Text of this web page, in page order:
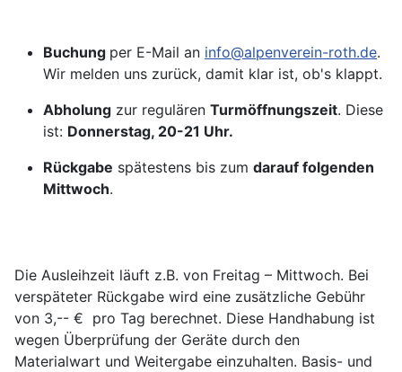
Buchung per E-Mail an info@alpenverein-roth.de.
Wir melden uns zurück, damit klar ist, ob's klappt.
Abholung zur regulären Turmöffnungszeit. Diese
ist: Donnerstag, 20-21 Uhr.
Rückgabe spätestens bis zum darauf folgenden
Mittwoch.
Die Ausleihzeit läuft z.B. von Freitag – Mittwoch. Bei
verspäteter Rückgabe wird eine zusätzliche Gebühr
von 3,-- € pro Tag berechnet. Diese Handhabung ist
wegen Überprüfung der Geräte durch den
Materialwart und Weitergabe einzuhalten. Basis- und